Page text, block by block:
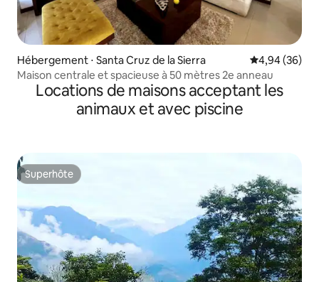
Hébergement ⋅ Santa Cruz de la Sierra Évaluation
4,94 (36)
Maison centrale et spacieuse à 50 mètres 2e anneau
Locations de maisons acceptant les
animaux et avec piscine
Superhôte
Superhôte